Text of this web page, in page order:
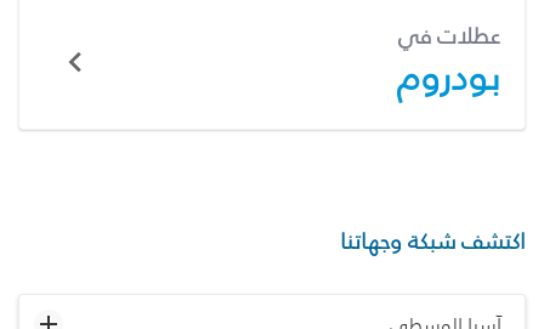
عطلات في
بودروم
اكتشف شبكة وجهاتنا